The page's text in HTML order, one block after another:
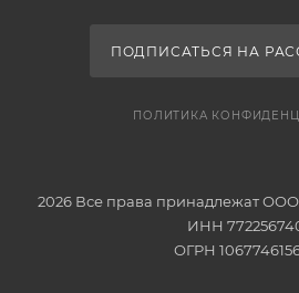
ПОДПИСАТЬСЯ НА
ПОЛИТИКА
2026 Все права принадлежат
ИНН
ОГРН